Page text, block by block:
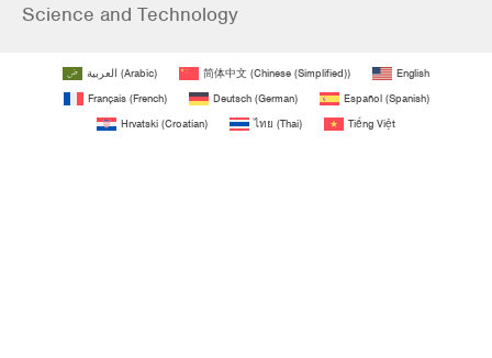
Science and Technology
العربية (Arabic) 简体中文 (Chinese (Simplified))
English
Français(French) Deutsch(German) Español(Spanish)
Hrvatski (Croatian) ไทย (Thai) Tiếng Việt